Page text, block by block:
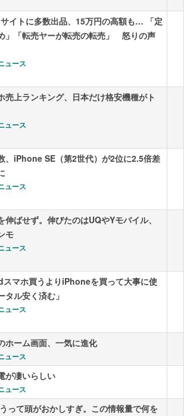
イトに多数出品、15万円の高額も… 「定
」「転売ヤーが転売の転売」 怒りの声
ュース
売上ランキング、日本だけ格安機種がト
ュース
、iPhone SE（第2世代）が2位に2.5倍差
ュース
ばせず。伸びたのはUQやYモバイル、
モ
ュース
マホ買うよりiPhoneを買って大事に使
タル安く済む」
ュース
ホーム画面、一気に進化
ュース
が凄いらしい
ュース
って頭がおかしすぎ。この情報量で何を